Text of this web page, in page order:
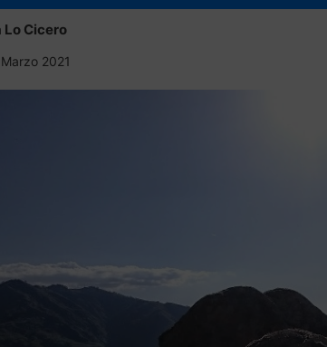
Cicero
2021